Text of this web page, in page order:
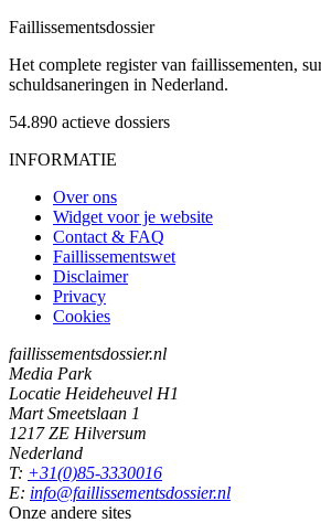
Faillissementsdossier
Het complete register van faillissementen,
schuldsaneringen in Nederland.
54.890 actieve dossiers
INFORMATIE
Over ons
Widget voor je website
Contact & FAQ
Faillissementswet
Disclaimer
Privacy
Cookies
faillissementsdossier.nl
Media Park
Locatie Heideheuvel H1
Mart Smeetslaan 1
1217 ZE Hilversum
Nederland
T: +31(0)85-3330016
E: info@faillissementsdossier.nl
Onze andere sites